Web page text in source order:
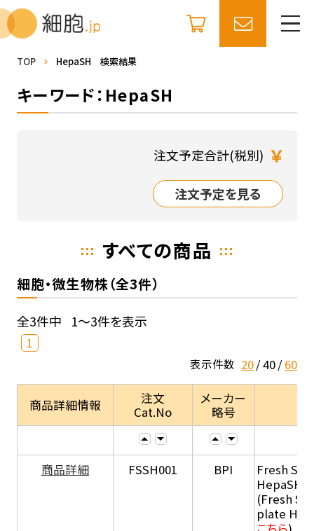
TOP HepaSH 検索結果
キーワード：HepaSH
注文予定合計(税別) ￥
注文予定を見る
すべての商品
細胞・微生物株（全3件）
全3件中 1～3件を表示
1
表示件数 20 40 60
商品詳細情報
注文
Cat.No
メーカー
略号
商品詳細 FSSH001 BPI
Fresh
HepaSH®
(Fresh
plate